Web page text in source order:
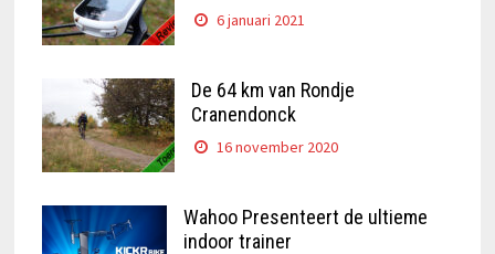
6 januari 2021
De 64 km van Rondje
Cranendonck
16 november 2020
Wahoo Presenteert de ultieme
indoor trainer